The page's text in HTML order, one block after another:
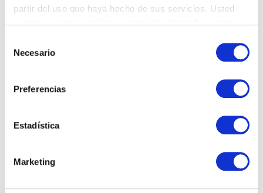
partir del uso que haya hecho de sus servicios. Usted
Necesario
Preferencias
Estadística
Marketing